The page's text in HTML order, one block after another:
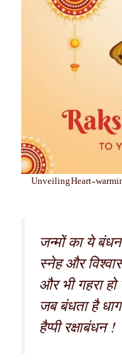
Unveiling Heart-
जन्मों का ये
स्नेह और
और भी गहरा हो
जब बंधता है
हैप्पी रक्षाबंधन !